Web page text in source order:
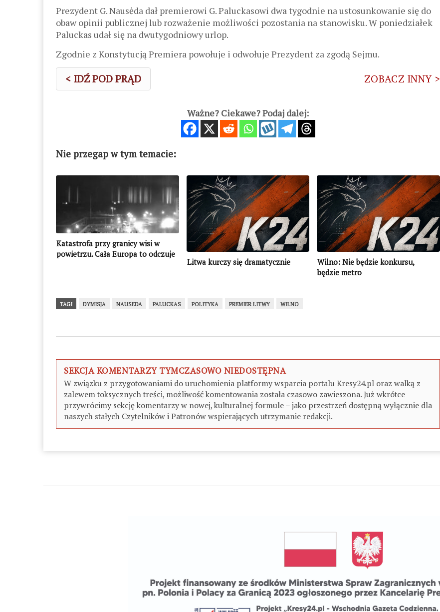
Prezydent G. Nausėda dał premierowi G. Paluckasowi dwa tygodnie na ustosunkowanie się do
obaw opinii publicznej lub rozważenie możliwości pozostania na stanowisku. W poniedziałek
Paluckas udał się na dwutygodniowy urlop.
Zgodnie z Konstytucją Premiera powołuje i odwołuje Prezydent za zgodą Sejmu.
< IDŹ POD PRĄD ZOBACZ INNY >
Ważne? Ciekawe? Podaj dalej:
Nie przegap w tym temacie:
Katastrofa przy granicy wisi w
powietrzu. Cała Europa to odczuje
Litwa kurczy się dramatycznie
Wilno: Nie będzie konkursu,
będzie metro
TAGI DYMISJA NAUSEDA PALUCKAS POLITYKA PREMIER LITWY WILNO
SEKCJA KOMENTARZY TYMCZASOWO NIEDOSTĘPNA
W związku z przygotowaniami do uruchomienia platformy wsparcia portalu Kresy24.pl oraz walką z
zalewem toksycznych treści, możliwość komentowania została czasowo zawieszona. Już wkrótce
przywrócimy sekcję komentarzy w nowej, kulturalnej formule – jako przestrzeń dostępną wyłącznie dla
naszych stałych Czytelników i Patronów wspierających utrzymanie redakcji.